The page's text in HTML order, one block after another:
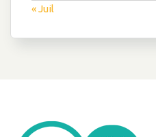
« Juil